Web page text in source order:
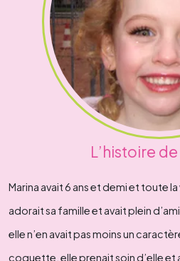
L’histoire
Marina avait 6 ans et demi et toute
adorait sa famille et avait plein
elle n’en avait pas moins un
coquette, elle prenait soin d’elle et